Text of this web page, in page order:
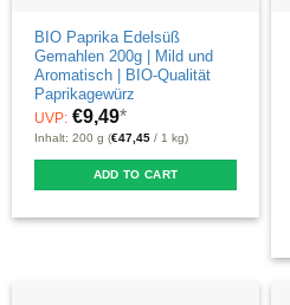
page
BIO Paprika Edelsüß
Gemahlen 200g | Mild und
Aromatisch | BIO-Qualität
Paprikagewürz
UVP: €9,49*
Inhalt: 200 g (€47,45 / 1 kg)
ADD TO CART